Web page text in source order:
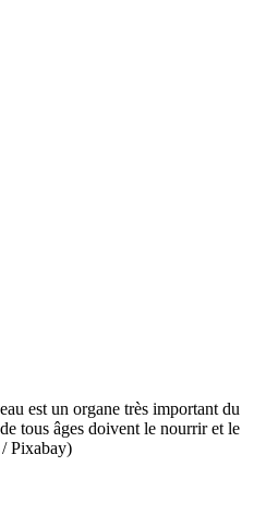
est un organe très important du
tous âges doivent le nourrir et le
Pixabay)